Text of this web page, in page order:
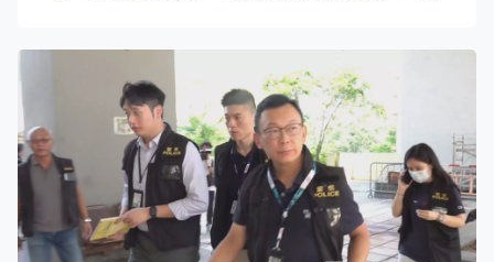
孩出來玩）是啊，難得好天氣，都有帶備水，定時都回陰
涼地方。」小朋友離開水面，一時都適應不到，Jayden：
「父母全部要來，所以我跟着來。我不知道這麼熱，我想
離開，不過他們不走，我就不能走。」 這麼曬的天氣下，
不少人都帶備帳篷等工具，不過如果沒有帶，都可以在附
近小食亭租太陽傘避暑。元朗都曾經超過37度，大家都專
選陰涼位置，一班「姐姐」放假，知道這麼熱都有備而
來。Nanik：「今個季節是極端地熱，感覺像45度，我們一